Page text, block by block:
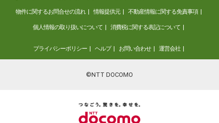
物件に関するお問合せの流れ 情報提供元 不動産情報に関する免責事項
個人情報の取り扱いについて 消費税に関する表記について
プライバシーポリシー ヘルプ お問い合わせ 運営会社
©NTT DOCOMO